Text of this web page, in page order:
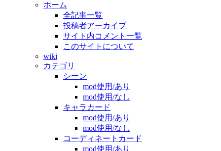
ホーム
全記事一覧
投稿者アーカイブ
サイト内コメント一覧
このサイトについて
wiki
カテゴリ
シーン
mod使用/あり
mod使用/なし
キャラカード
mod使用/あり
mod使用/なし
コーディネートカード
mod使用/あり